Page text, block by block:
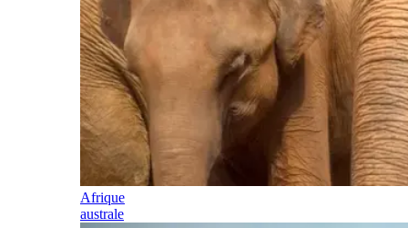
Afrique
australe